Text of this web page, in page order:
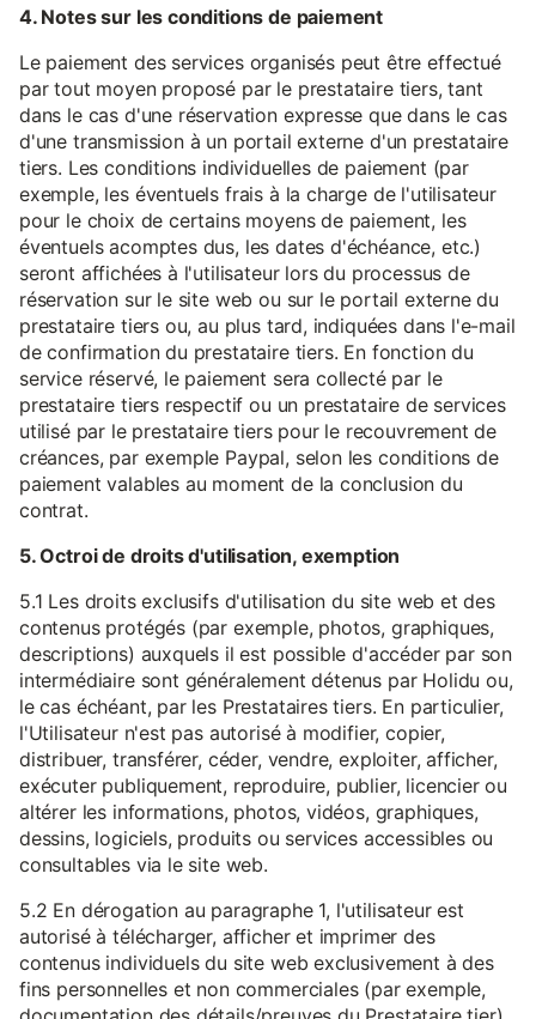
4. Notes sur les conditions de paiement
Le paiement des services organisés peut être effectué
par tout moyen proposé par le prestataire tiers, tant
dans le cas d'une réservation expresse que dans le cas
d'une transmission à un portail externe d'un prestataire
tiers. Les conditions individuelles de paiement (par
exemple, les éventuels frais à la charge de l'utilisateur
pour le choix de certains moyens de paiement, les
éventuels acomptes dus, les dates d'échéance, etc.)
seront affichées à l'utilisateur lors du processus de
réservation sur le site web ou sur le portail externe du
prestataire tiers ou, au plus tard, indiquées dans l'e-mail
de confirmation du prestataire tiers. En fonction du
service réservé, le paiement sera collecté par le
prestataire tiers respectif ou un prestataire de services
utilisé par le prestataire tiers pour le recouvrement de
créances, par exemple Paypal, selon les conditions de
paiement valables au moment de la conclusion du
contrat.
5. Octroi de droits d'utilisation, exemption
5.1 Les droits exclusifs d'utilisation du site web et des
contenus protégés (par exemple, photos, graphiques,
descriptions) auxquels il est possible d'accéder par son
intermédiaire sont généralement détenus par Holidu ou,
le cas échéant, par les Prestataires tiers. En particulier,
l'Utilisateur n'est pas autorisé à modifier, copier,
distribuer, transférer, céder, vendre, exploiter, afficher,
exécuter publiquement, reproduire, publier, licencier ou
altérer les informations, photos, vidéos, graphiques,
dessins, logiciels, produits ou services accessibles ou
consultables via le site web.
5.2 En dérogation au paragraphe 1, l'utilisateur est
autorisé à télécharger, afficher et imprimer des
contenus individuels du site web exclusivement à des
fins personnelles et non commerciales (par exemple,